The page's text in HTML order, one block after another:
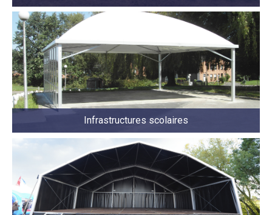
Infrastructures scolaires